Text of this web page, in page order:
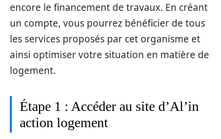
encore le financement de travaux. En créant
un compte, vous pourrez bénéficier de tous
les services proposés par cet organisme et
ainsi optimiser votre situation en matière de
logement.
Étape 1 : Accéder au site d’Al’in
action logement